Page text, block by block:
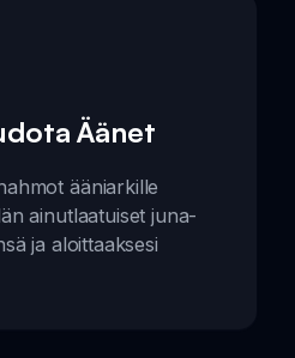
Äänet
ääniarkille
ainutlaatuiset juna-
ja aloittaaksesi